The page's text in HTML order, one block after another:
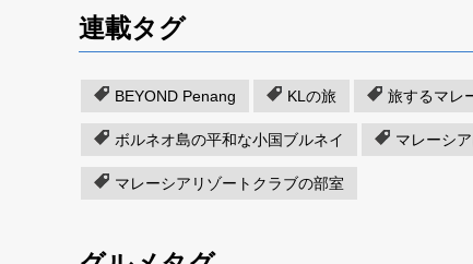
連載タグ
BEYOND Penang KLの旅 旅するマレ
ボルネオ島の平和な小国ブルネイ マレーシ
マレーシアリゾートクラブの部室